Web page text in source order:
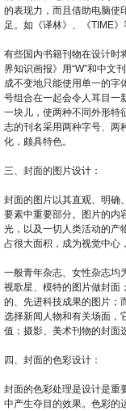
的表现力，而且借助电脑使
足。如《译林》、《TIME
有些国内书籍刊物在设计时
界知识画报》用“W”和中文
成不变地只能使用单一的字
号组合在一起会令人耳目一
一块儿，使两种不同外形特
志的刊名采用两种字号、两
化，颇具特色。
三、封面的图片设计：
封面的图片以其直观、明确
要素中重要部分。图片的内
光，以及一切人类活动的产
占很大面积，成为视觉中心
一般青年杂志、女性杂志均
视歌星、模特的图片做封面
的、先进科技成果的图片；
选择新闻人物和有关场面，
值；摄影、美术刊物的封面
四、封面的色彩设计：
封面的色彩处理是设计是重
中产生夺目的效果。色彩的